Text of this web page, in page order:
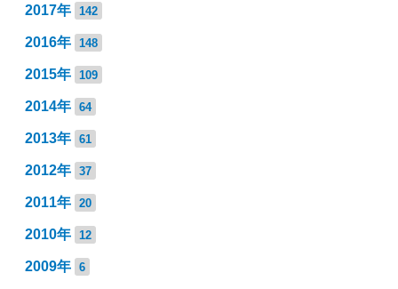
2017年 142
2016年 148
2015年 109
2014年 64
2013年 61
2012年 37
2011年 20
2010年 12
2009年 6